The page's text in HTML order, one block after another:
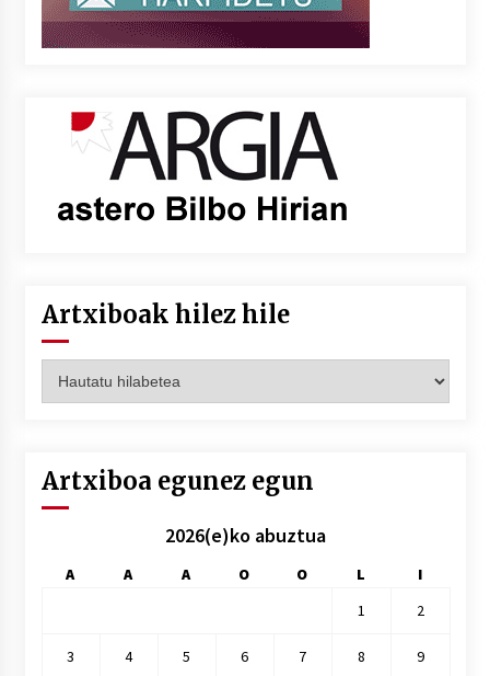
Artxiboak hilez hile
hilez
Artxiboa egunez egun
2026(e)ko abuztua
A A A O O L
I
1
2
3 4 5 6 7 8 9